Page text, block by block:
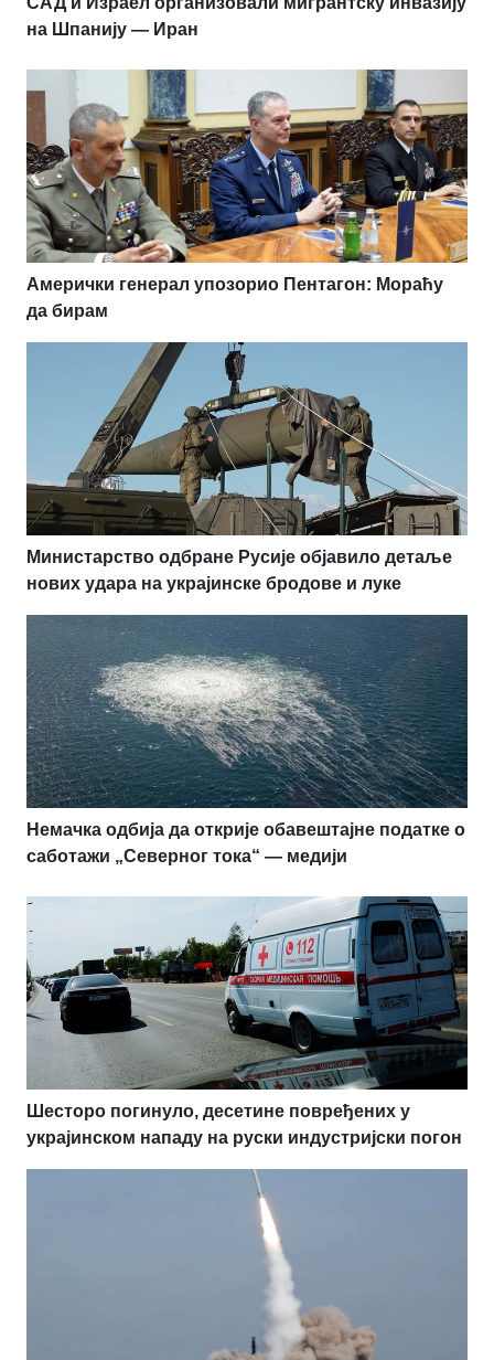
на Шпанију — Иран
Амерички генерал упозорио Пентагон: Мораћу
да бирам
Министарство одбране Русије објавило детаље
нових удара на украјинске бродове и луке
Немачка одбија да открије обавештајне податке о
саботажи „Северног тока“ — медији
Шесторо погинуло, десетине повређених у
украјинском нападу на руски индустријски погон